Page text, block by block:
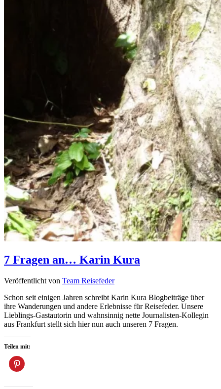
7 Fragen an… Karin Kura
Veröffentlicht von Team Reisefeder
Schon seit einigen Jahren schreibt Karin Kura Blogbeiträge über
ihre Wanderungen und andere Erlebnisse für Reisefeder. Unsere
Lieblings-Gastautorin und wahnsinnig nette Journalisten-Kollegin
aus Frankfurt stellt sich hier nun auch unseren 7 Fragen.
Teilen mit: